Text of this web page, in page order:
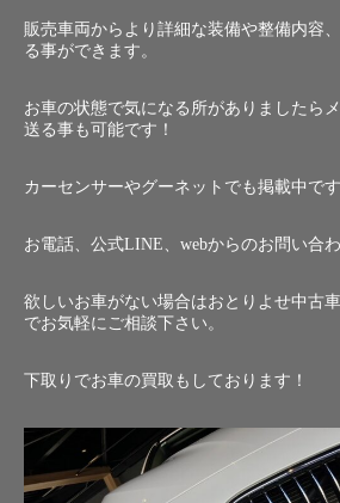
販売車両からより詳細な装備や整備内容
る事ができます。
お車の状態で気になる所がありましたら
送る事も可能です！
カーセンサーやグーネットでも掲載中です
お電話、公式LINE、webからのお問い合
欲しいお車がない場合はおとりよせ中古
でお気軽にご相談下さい。
下取りでお車の買取もしております！